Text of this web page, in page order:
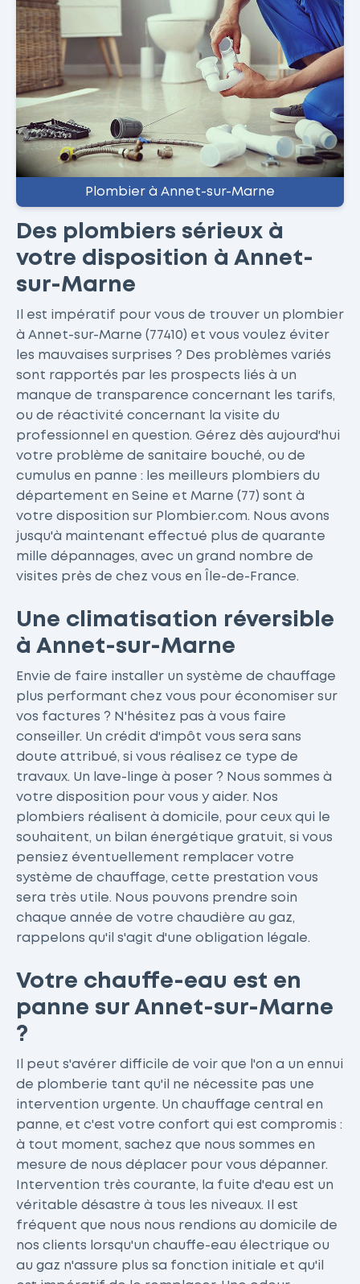
Plombier à Annet-sur-Marne
Des plombiers sérieux à
votre disposition à Annet-
sur-Marne
Il est impératif pour vous de trouver un plombier
à Annet-sur-Marne (77410) et vous voulez éviter
les mauvaises surprises ? Des problèmes variés
sont rapportés par les prospects liés à un
manque de transparence concernant les tarifs,
ou de réactivité concernant la visite du
professionnel en question. Gérez dès aujourd'hui
votre problème de sanitaire bouché, ou de
cumulus en panne : les meilleurs plombiers du
département en Seine et Marne (77) sont à
votre disposition sur Plombier.com. Nous avons
jusqu'à maintenant effectué plus de quarante
mille dépannages, avec un grand nombre de
visites près de chez vous en Île-de-France.
Une climatisation réversible
à Annet-sur-Marne
Envie de faire installer un système de chauffage
plus performant chez vous pour économiser sur
vos factures ? N'hésitez pas à vous faire
conseiller. Un crédit d'impôt vous sera sans
doute attribué, si vous réalisez ce type de
travaux. Un lave-linge à poser ? Nous sommes à
votre disposition pour vous y aider. Nos
plombiers réalisent à domicile, pour ceux qui le
souhaitent, un bilan énergétique gratuit, si vous
pensiez éventuellement remplacer votre
système de chauffage, cette prestation vous
sera très utile. Nous pouvons prendre soin
chaque année de votre chaudière au gaz,
rappelons qu'il s'agit d'une obligation légale.
Votre chauffe-eau est en
panne sur Annet-sur-Marne
?
Il peut s'avérer difficile de voir que l'on a un ennui
de plomberie tant qu'il ne nécessite pas une
intervention urgente. Un chauffage central en
panne, et c'est votre confort qui est compromis :
à tout moment, sachez que nous sommes en
mesure de nous déplacer pour vous dépanner.
Intervention très courante, la fuite d'eau est un
véritable désastre à tous les niveaux. Il est
fréquent que nous nous rendions au domicile de
nos clients lorsqu'un chauffe-eau électrique ou
au gaz n'assure plus sa fonction initiale et qu'il